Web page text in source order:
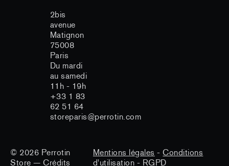
2bis
avenue
Matignon
75008
Paris
Du mardi
au samedi
11h - 19h
+33 1 83
62 51 64
storeparis@perrotin.com
© 2026 Perrotin
Store — Crédits
Mentions légales -Conditions
d'utilisation - RGPD